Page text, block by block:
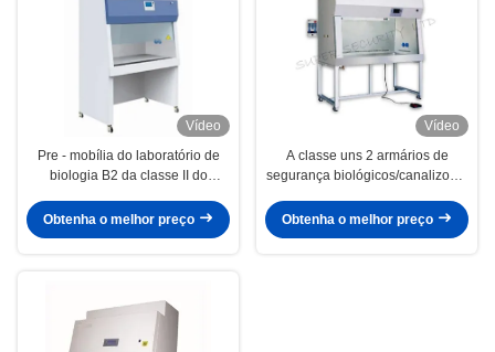
Vídeo
Pre - mobília do laboratório de
biologia B2 da classe II do
HEPA
Obtenha o melhor preço
Vídeo
A classe uns 2 armários de
segurança biológicos/canalizou o
exposição de VFD
Obtenha o melhor preço